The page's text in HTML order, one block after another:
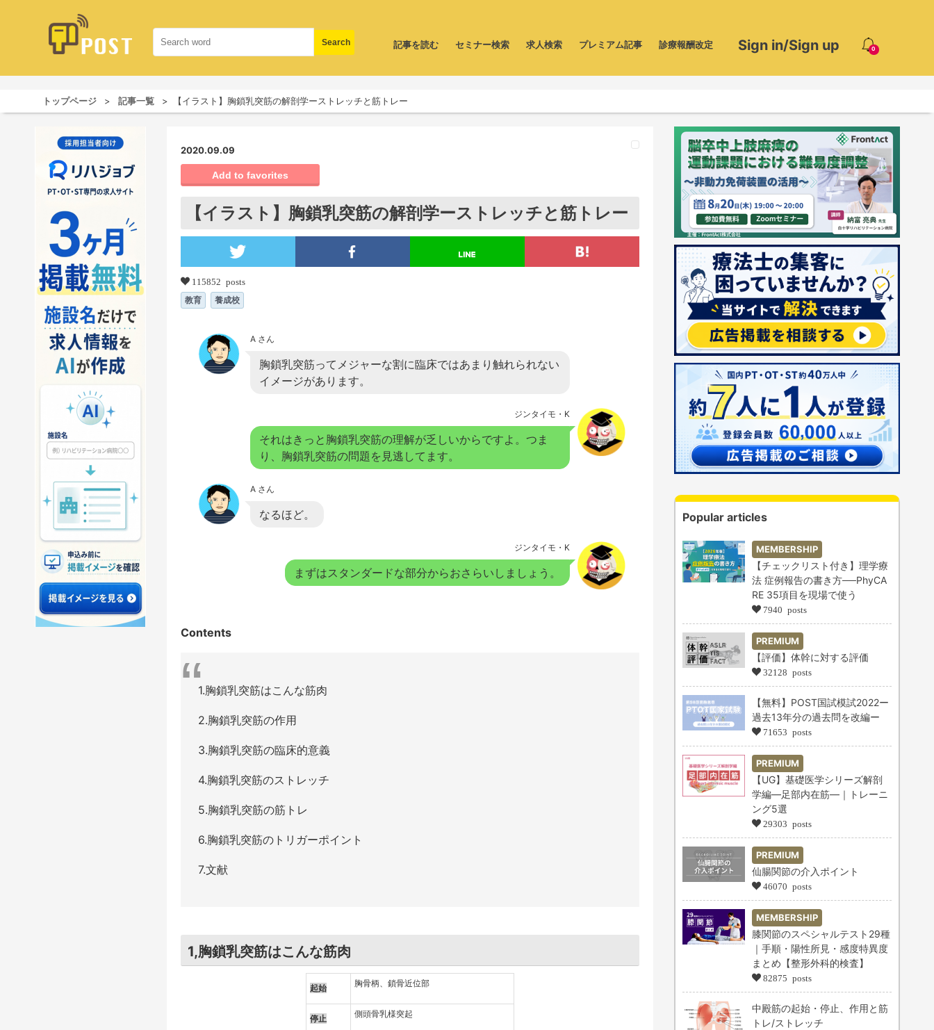
0
Sign in/Sign up
記事を読む セミナー検索 求人検索 プレミアム記事 診療報酬改定
トップページ 記事一覧 【イラスト】胸鎖乳突筋の解剖学ーストレッチと筋トレー
2020.09.09
Add to favorites
【イラスト】胸鎖乳突筋の解剖学ーストレッチと筋トレー
115852 posts
教育 養成校
A さん
胸鎖乳突筋ってメジャーな割に臨床ではあまり触れられない
イメージがあります。
ジンタイモ・K
それはきっと胸鎖乳突筋の理解が乏しいからですよ。つま
り、胸鎖乳突筋の問題を見逃してます。
A さん
なるほど。
ジンタイモ・K
まずはスタンダードな部分からおさらいしましょう。
Contents
1.胸鎖乳突筋はこんな筋肉
2.胸鎖乳突筋の作用
3.胸鎖乳突筋の臨床的意義
4.胸鎖乳突筋のストレッチ
5.胸鎖乳突筋の筋トレ
6.胸鎖乳突筋のトリガーポイント
7.文献
1,胸鎖乳突筋はこんな筋肉
起始 胸骨柄、鎖骨近位部
停止 側頭骨乳様突起
Popular articles
MEMBERSHIP
【チェックリスト付き】理学療
法 症例報告の書き方──PhyCA
RE 35項目を現場で使う
7940 posts
PREMIUM
【評価】体幹に対する評価
32128 posts
【無料】POST国試模試2022ー
過去13年分の過去問を改編ー
71653 posts
PREMIUM
【UG】基礎医学シリーズ解剖
学編―足部内在筋―｜トレーニ
ング5選
29303 posts
PREMIUM
仙腸関節の介入ポイント
46070 posts
MEMBERSHIP
膝関節のスペシャルテスト29種
｜手順・陽性所見・感度特異度
まとめ【整形外科的検査】
82875 posts
中殿筋の起始・停止、作用と筋
トレ/ストレッチ